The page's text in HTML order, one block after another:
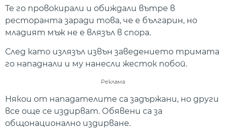
Те го провокирали и обиждали вътре в
ресторанта заради това, че е българин, но
младият мъж не е влязъл в спора.
След като излязъл извън заведението тримата
го нападнали и му нанесли жесток побой.
Реклама
Някои от нападателите са задържани, но други
все още се издирват. Обявени са за
общонационално издирване.